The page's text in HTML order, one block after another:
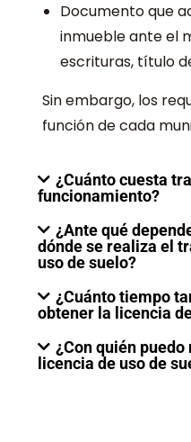
Documento que
inmueble ante el
escrituras, título
Sin embargo, los
función de cada
¿Cuánto cuesta
funcionamiento?
¿Ante qué
dónde se realiza el
uso de suelo?
¿Cuánto tiempo
obtener la licencia
¿Con quién
licencia de uso de